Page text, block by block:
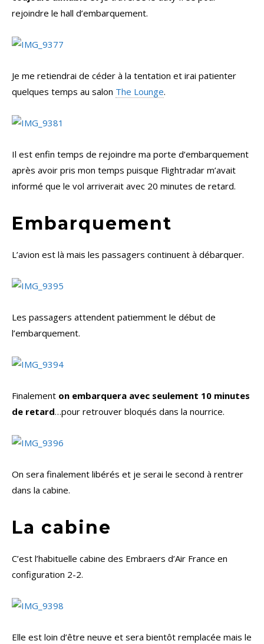
rejoindre le hall d’embarquement.
Je me retiendrai de céder à la tentation et irai patienter
quelques temps au salon The Lounge.
Il est enfin temps de rejoindre ma porte d’embarquement
après avoir pris mon temps puisque Flightradar m’avait
informé que le vol arriverait avec 20 minutes de retard.
Embarquement
L’avion est là mais les passagers continuent à débarquer.
Les passagers attendent patiemment le début de
l’embarquement.
Finalement on embarquera avec seulement 10 minutes
de retard…pour retrouver bloqués dans la nourrice.
On sera finalement libérés et je serai le second à rentrer
dans la cabine.
La cabine
C’est l’habituelle cabine des Embraers d’Air France en
configuration 2-2.
Elle est loin d’être neuve et sera bientôt remplacée mais le